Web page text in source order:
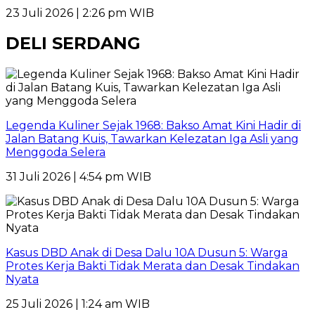
23 Juli 2026 | 2:26 pm WIB
DELI SERDANG
Legenda Kuliner Sejak 1968: Bakso Amat Kini Hadir di
Jalan Batang Kuis, Tawarkan Kelezatan Iga Asli yang
Menggoda Selera
31 Juli 2026 | 4:54 pm WIB
Kasus DBD Anak di Desa Dalu 10A Dusun 5: Warga
Protes Kerja Bakti Tidak Merata dan Desak Tindakan
Nyata
25 Juli 2026 | 1:24 am WIB